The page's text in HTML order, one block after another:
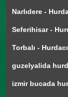
Narlıdere -
Seferihisar -
Torbalı - Hurdacı
guzelyalida
izmir bucada